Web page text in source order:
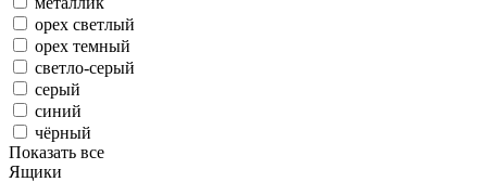
орех светлый
орех темный
светло-серый
серый
синий
чёрный
Показать все
Ящики